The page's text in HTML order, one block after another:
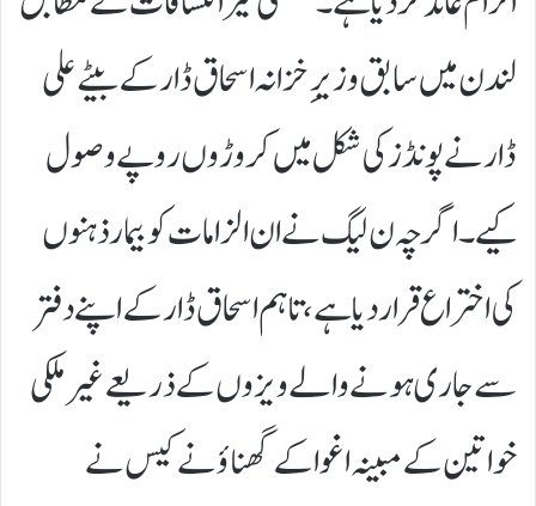
لندن میں سابق وزیرِ خزانہ اسحاق ڈار کے بیٹے علی
ڈار نے پونڈز کی شکل میں کروڑوں روپے وصول
کیے۔ اگرچہ ن لیگ نے ان الزامات کو بیمار ذہنوں
کی اختراع قرار دیا ہے، تاہم اسحاق ڈار کے اپنے دفتر
سے جاری ہونے والے ویزوں کے ذریعے غیر ملکی
خواتین کے مبینہ اغوا کے گھناؤنے کیس نے